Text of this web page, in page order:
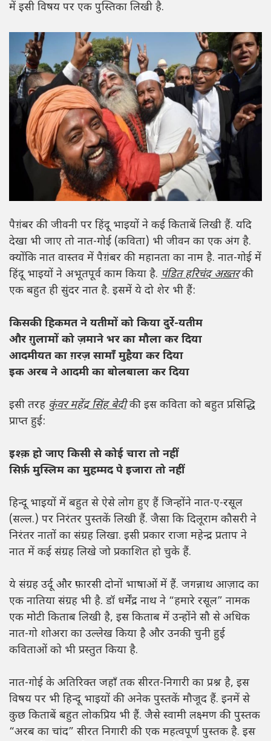
में इसी विषय पर एक पुस्तिका लिखी है.
पैग़ंबर की जीवनी पर हिंदू भाइयों ने कई किताबें लिखी हैं. यदि
देखा भी जाए तो नात-गोई (कविता) भी जीवन का एक अंग है.
क्योंकि नात वास्तव में पैग़ंबर की महानता का नाम है. नात-गोई में
हिंदू भाइयों ने अभूतपूर्व काम किया है. पंडित हरिचंद अख़्तरकी
एक बहुत ही सुंदर नात है. इसमें ये दो शेर भी हैं:
किसकी हिकमत ने यतीमों को किया दुर्रे-यतीम
और ग़ुलामों को ज़माने भर का मौला कर दिया
आदमीयत का ग़रज़ सामाँ मुहैया कर दिया
इक अरब ने आदमी का बोलबाला कर दिया
इसी तरह कुंवर महेंद्र सिंह बेदीकी इस कविता को बहुत प्रसिद्धि
प्राप्त हुई:
इश्क़ हो जाए किसी से कोई चारा तो नहीं
सिर्फ़ मुस्लिम का मुहम्मद पे इजारा तो नहीं
हिन्दू भाइयों में बहुत से ऐसे लोग हुए हैं जिन्होंने नात-ए-रसूल
(सल्ल.) पर निरंतर पुस्तकें लिखी हैं. जैसा कि दिलूराम कौसरी ने
निरंतर नातों का संग्रह लिखा. इसी प्रकार राजा महेन्द्र प्रताप ने
नात में कई संग्रह लिखे जो प्रकाशित हो चुके हैं.
ये संग्रह उर्दू और फ़ारसी दोनों भाषाओं में हैं. जगन्नाथ आज़ाद का
एक नातिया संग्रह भी है. डॉ धर्मेंद्र नाथ ने “हमारे रसूल” नामक
एक मोटी किताब लिखी है, इस किताब में उन्होंने सौ से अधिक
नात-गो शोअरा का उल्लेख किया है और उनकी चुनी हुई
कविताओं को भी प्रस्तुत किया है.
नात-गोई के अतिरिक्त जहाँ तक सीरत-निगारी का प्रश्न है, इस
विषय पर भी हिन्दू भाइयों की अनेक पुस्तकें मौजूद हैं. इनमें से
कुछ किताबें बहुत लोकप्रिय भी हैं. जैसे स्वामी लक्ष्मण की पुस्तक
“अरब का चांद” सीरत निगारी की एक महत्वपूर्ण पुस्तक है. इस